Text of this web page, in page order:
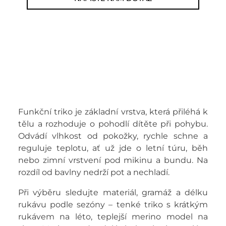
Funkční triko je základní vrstva, která přiléhá k
tělu a rozhoduje o pohodlí dítěte při pohybu.
Odvádí vlhkost od pokožky, rychle schne a
reguluje teplotu, ať už jde o letní túru, běh
nebo zimní vrstvení pod mikinu a bundu. Na
rozdíl od bavlny nedrží pot a nechladí.
Při výběru sledujte materiál, gramáž a délku
rukávu podle sezóny – tenké triko s krátkým
rukávem na léto, teplejší merino model na